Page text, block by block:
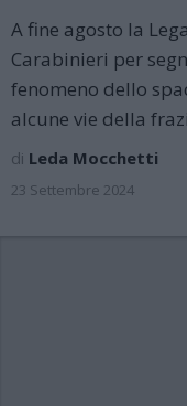
A fine agosto la
Carabinieri per
fenomeno dello
alcune vie della
di Leda Mocchetti
23 Settembre 2024